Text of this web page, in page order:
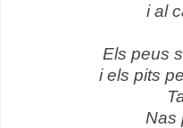
i al
Els peus
i els pits
Nas